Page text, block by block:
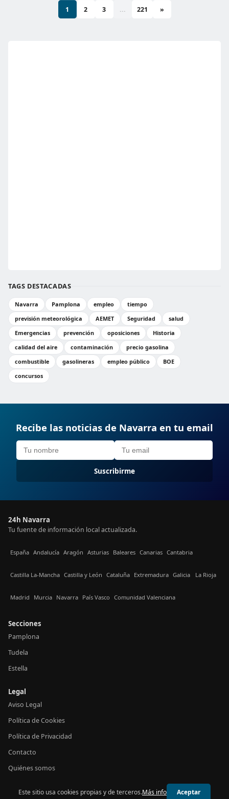
1 2 3 ... 221 »
TAGS DESTACADAS
Navarra Pamplona empleo
tiempo
previsión meteorológica
AEMET Seguridad
salud
Emergencias
prevención oposiciones
Historia
calidad del aire
contaminación
precio gasolina
combustible
gasolineras empleo público
BOE
concursos
Recibe las noticias de Navarra en tu email
Suscribirme
24h Navarra
Tu fuente de información local actualizada.
España Andalucía Aragón Asturias Baleares Canarias Cantabria
Castilla La-Mancha Castilla y León Cataluña Extremadura Galicia La Rioja
Madrid Murcia Navarra País Vasco Comunidad Valenciana
Secciones
Pamplona
Tudela
Estella
Legal
Aviso Legal
Política de Cookies
Política de Privacidad
Contacto
Quiénes somos
© 2026 24h Navarra
Este sitio usa cookies propias y de terceros.Más info Aceptar